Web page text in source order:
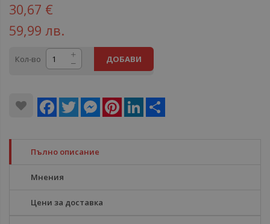
30,67 €
59,99 лв.
Кол-во ДОБАВИ
Facebook
Twitter MessengerPinterestLinkedIn
Пълно описание
Мнения
Цени за доставка